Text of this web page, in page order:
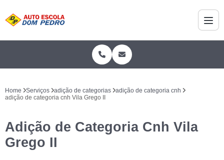
Home Serviços adição de categorias
adição de categoria cnh
adição de categoria cnh Vila Grego II
Adição de Categoria Cnh Vila
Grego II